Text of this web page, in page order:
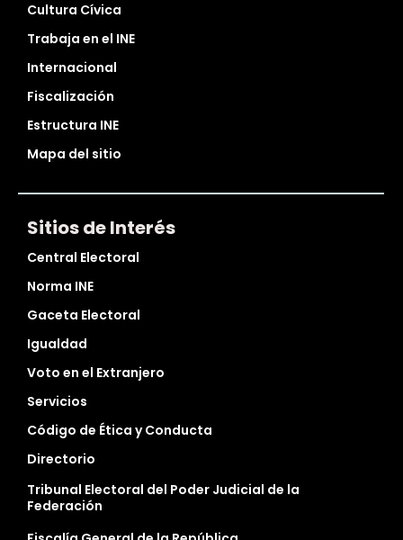
Cultura Cívica
Trabaja en el INE
Internacional
Fiscalización
Estructura INE
Mapa del sitio
Sitios de Interés
Central Electoral
Norma INE
Gaceta Electoral
Igualdad
Voto en el Extranjero
Servicios
Código de Ética y Conducta
Directorio
Tribunal Electoral del Poder Judicial de la
Federación